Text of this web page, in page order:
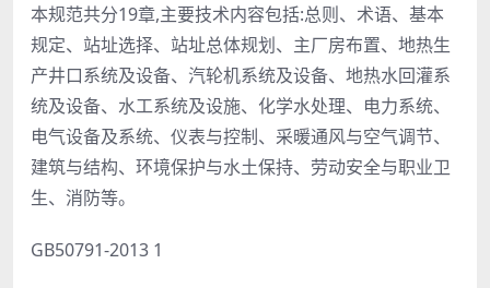
本规范共分19章,主要技术内容包括:总则、术语、基本
规定、站址选择、站址总体规划、主厂房布置、地热生
产井口系统及设备、汽轮机系统及设备、地热水回灌系
统及设备、水工系统及设施、化学水处理、电力系统、
电气设备及系统、仪表与控制、采暖通风与空气调节、
建筑与结构、环境保护与水土保持、劳动安全与职业卫
生、消防等。
GB50791-2013 1